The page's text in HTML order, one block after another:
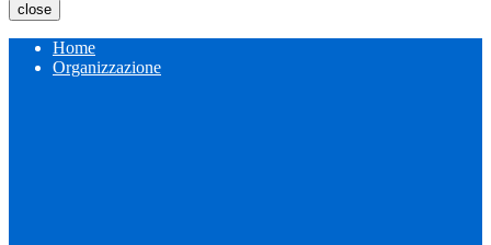
close
Home
Organizzazione